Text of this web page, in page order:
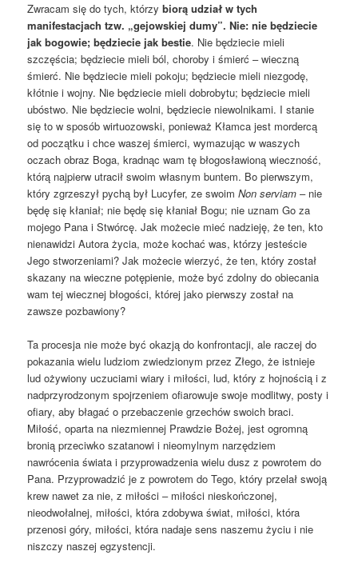
Zwracam się do tych, którzybiorą udział w tych
manifestacjach tzw. „gejowskiej dumy”. Nie: nie będziecie
jak bogowie; będziecie jak bestie. Nie będziecie mieli
szczęścia; będziecie mieli ból, choroby i śmierć – wieczną
śmierć. Nie będziecie mieli pokoju; będziecie mieli niezgodę,
kłótnie i wojny. Nie będziecie mieli dobrobytu; będziecie mieli
ubóstwo. Nie będziecie wolni, będziecie niewolnikami. I stanie
się to w sposób wirtuozowski, ponieważ Kłamca jest mordercą
od początku i chce waszej śmierci, wymazując w waszych
oczach obraz Boga, kradnąc wam tę błogosławioną wieczność,
którą najpierw utracił swoim własnym buntem. Bo pierwszym,
który zgrzeszył pychą był Lucyfer, ze swoimNon serviam – nie
będę się kłaniał; nie będę się kłaniał Bogu; nie uznam Go za
mojego Pana i Stwórcę. Jak możecie mieć nadzieję, że ten, kto
nienawidzi Autora życia, może kochać was, którzy jesteście
Jego stworzeniami? Jak możecie wierzyć, że ten, który został
skazany na wieczne potępienie, może być zdolny do obiecania
wam tej wiecznej błogości, której jako pierwszy został na
zawsze pozbawiony?
Ta procesja nie może być okazją do konfrontacji, ale raczej do
pokazania wielu ludziom zwiedzionym przez Złego, że istnieje
lud ożywiony uczuciami wiary i miłości, lud, który z hojnością i z
nadprzyrodzonym spojrzeniem ofiarowuje swoje modlitwy, posty i
ofiary, aby błagać o przebaczenie grzechów swoich braci.
Miłość, oparta na niezmiennej Prawdzie Bożej, jest ogromną
bronią przeciwko szatanowi i nieomylnym narzędziem
nawrócenia świata i przyprowadzenia wielu dusz z powrotem do
Pana. Przyprowadzić je z powrotem do Tego, który przelał swoją
krew nawet za nie, z miłości – miłości nieskończonej,
nieodwołalnej, miłości, która zdobywa świat, miłości, która
przenosi góry, miłości, która nadaje sens naszemu życiu i nie
niszczy naszej egzystencji.